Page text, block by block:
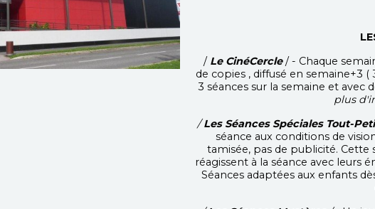
/ Le CinéCercle/ - Chaque
de copies , diffusé en semaine+3
3 séances sur la semaine et avec
plus
/Les Séances Spéciales Tout-
séance aux conditions de
tamisée, pas de publicité. Cette
réagissent à la séance avec leurs
Séances adaptées aux enfants